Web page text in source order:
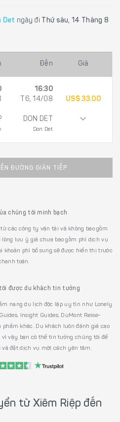
Det ngày đi
Thứ sáu, 14 Tháng 8
Đến Giá
16:30
T6, 14/08
DON DET
Don Det
US$ 33.00
ĐƯỜNG GIÁN TIẾP
chúng tôi minh bạch
các công ty vận tải và không bao gồm
lưu ý giá chưa bao gồm phí dịch vụ
khoản phí bổ sung sẽ được hiển thị trước
toán.
được du khách tin tưởng
nang du lịch độc lập uy tín như Lonely
Insight Guides, DuMont Reise-
phẩm khác. Du khách luôn đánh giá cao
vậy bạn có thể tin tưởng chúng tôi để
và đặt dịch vụ một cách yên tâm.
từ Xiêm Riệp đến